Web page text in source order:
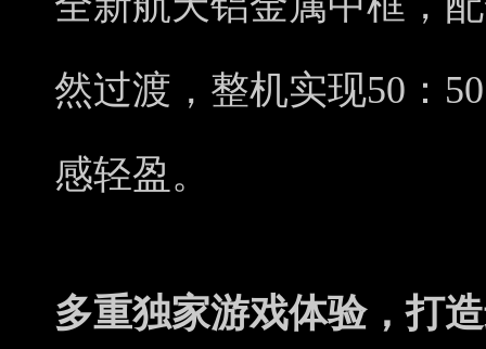
然过渡，整机实现50：
感轻盈。
多重独家游戏体验，打